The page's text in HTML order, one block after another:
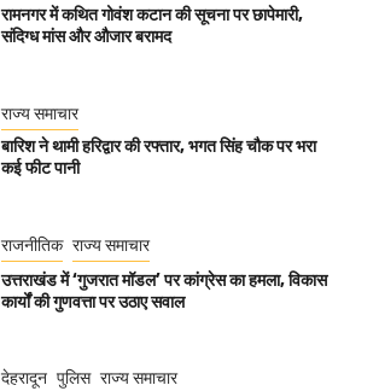
रामनगर में कथित गोवंश कटान की सूचना पर छापेमारी,
संदिग्ध मांस और औजार बरामद
राज्य समाचार
बारिश ने थामी हरिद्वार की रफ्तार, भगत सिंह चौक पर भरा
कई फीट पानी
राजनीतिक राज्य समाचार
उत्तराखंड में ‘गुजरात मॉडल’ पर कांग्रेस का हमला, विकास
कार्यों की गुणवत्ता पर उठाए सवाल
देहरादून पुलिस राज्य समाचार